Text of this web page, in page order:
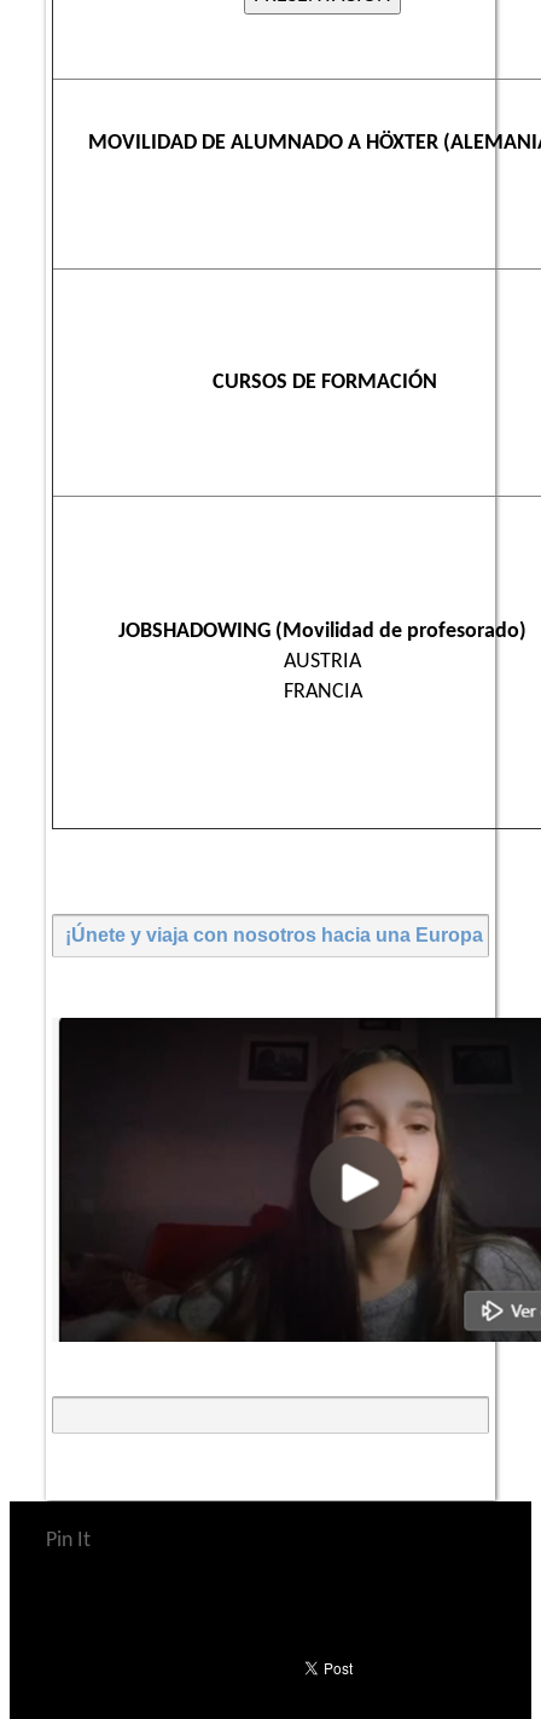
MOVILIDAD DE ALUMNADO A HÖXTER
CURSOS DE FORMACIÓN
JOBSHADOWING (Movilidad de profesorado)
AUSTRIA
FRANCIA
¡Únete y viaja con nosotros hacia una Europa más
Pin It